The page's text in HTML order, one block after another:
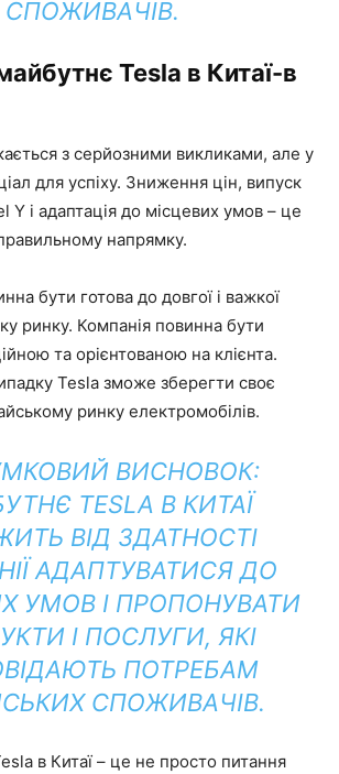
СПОЖИВАЧІВ.
Tesla в Китаї-в
з серйозними викликами, але у
для успіху. Зниження цін, випуск
Y і адаптація до місцевих умов – це
напрямку.
бути готова до довгої і важкої
ринку. Компанія повинна бути
та орієнтованою на клієнта.
Tesla зможе зберегти своє
ринку електромобілів.
ВИСНОВОК:
TESLA В КИТАЇ
ВІД ЗДАТНОСТІ
АДАПТУВАТИСЯ ДО
УМОВ І ПРОПОНУВАТИ
І ПОСЛУГИ, ЯКІ
ПОТРЕБАМ
СПОЖИВАЧІВ.
в Китаї – це не просто питання